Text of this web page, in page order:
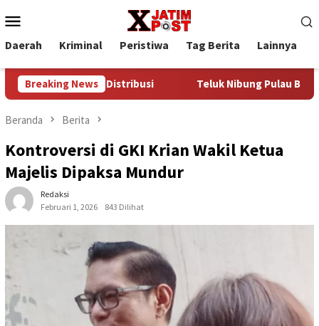
ke
kontenMobile
Daerah Kriminal Peristiwa Tag Berita Lainnya
Breaking News
Jalur Distribusi Teluk Nibung Pulau Banyak Bakal
Beranda Berita
Kontroversi di GKI Krian Wakil Ketua
Majelis Dipaksa Mundur
Redaksi
Februari 1, 2026
843 Dilihat